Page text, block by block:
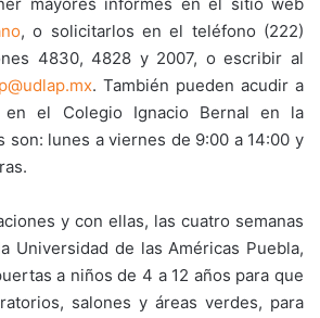
, o solicitarlos en el teléfono (222)
4830, 4828 y 2007, o escribir al
. También pueden acudir a
en el Colegio Ignacio Bernal en la
son: lunes a viernes de 9:00 a 14:00 y
y con ellas, las cuatro semanas
Universidad de las Américas Puebla,
a niños de 4 a 12 años para que
salones y áreas verdes, para